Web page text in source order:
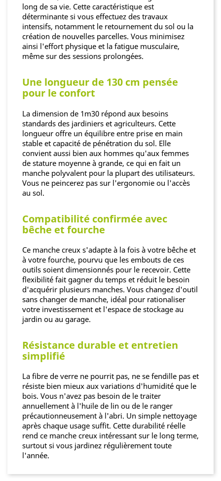
long de sa vie. Cette caractéristique est
déterminante si vous effectuez des travaux
intensifs, notamment le retournement du sol ou la
création de nouvelles parcelles. Vous minimisez
ainsi l'effort physique et la fatigue musculaire,
même sur des sessions prolongées.
Une longueur de 130 cm pensée
pour le confort
La dimension de 1m30 répond aux besoins
standards des jardiniers et agriculteurs. Cette
longueur offre un équilibre entre prise en main
stable et capacité de pénétration du sol. Elle
convient aussi bien aux hommes qu'aux femmes
de stature moyenne à grande, ce qui en fait un
manche polyvalent pour la plupart des utilisateurs.
Vous ne peincerez pas sur l'ergonomie ou l'accès
au sol.
Compatibilité confirmée avec
bêche et fourche
Ce manche creux s'adapte à la fois à votre bêche et
à votre fourche, pourvu que les embouts de ces
outils soient dimensionnés pour le recevoir. Cette
flexibilité fait gagner du temps et réduit le besoin
d'acquérir plusieurs manches. Vous changez d'outil
sans changer de manche, idéal pour rationaliser
votre investissement et l'espace de stockage au
jardin ou au garage.
Résistance durable et entretien
simplifié
La fibre de verre ne pourrit pas, ne se fendille pas et
résiste bien mieux aux variations d'humidité que le
bois. Vous n'avez pas besoin de le traiter
annuellement à l'huile de lin ou de le ranger
précautionneusement à l'abri. Un simple nettoyage
après chaque usage suffit. Cette durabilité réelle
rend ce manche creux intéressant sur le long terme,
surtout si vous jardinez régulièrement toute
l'année.